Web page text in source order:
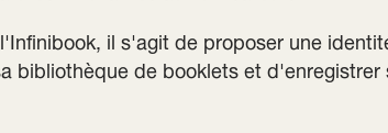
il s'agit de proposer une
bibliothèque de booklets et